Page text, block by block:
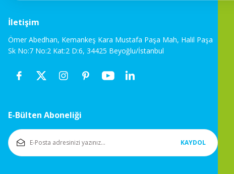
İletişim
Ömer Abedhan, Kemankeş Kara Mustafa Paşa Mah, Halil Paşa
Sk No:7 No:2 Kat:2 D:6, 34425 Beyoğlu/İstanbul
E-Bülten Aboneliği
KAYDOL